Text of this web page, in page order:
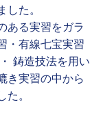
た。
ある実習をガラ
・有線七宝実習
鋳造技法を用い
き実習の中から
。